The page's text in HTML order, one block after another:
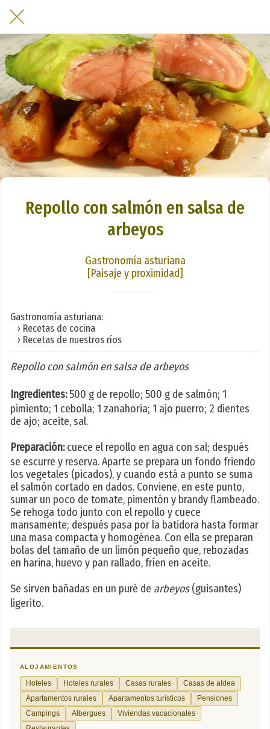
Repollo con salmón en salsa de
arbeyos
Gastronomía asturiana
[Paisaje y proximidad]
Gastronomía asturiana:
› Recetas de cocina
› Recetas de nuestros ríos
Repollo con salmón en salsa de arbeyos
Ingredientes:500 g de repollo; 500 g de salmón; 1
pimiento; 1 cebolla; 1 zanahoria; 1 ajo puerro; 2 dientes
de ajo; aceite, sal.
Preparación:cuece el repollo en agua con sal; después
se escurre y reserva. Aparte se prepara un fondo friendo
los vegetales (picados), y cuando está a punto se suma
el salmón cortado en dados. Conviene, en este punto,
sumar un poco de tomate, pimentón y brandy flambeado.
Se rehoga todo junto con el repollo y cuece
mansamente; después pasa por la batidora hasta formar
una masa compacta y homogénea. Con ella se preparan
bolas del tamaño de un limón pequeño que, rebozadas
en harina, huevo y pan rallado, fríen en aceite.
Se sirven bañadas en un puré de arbeyos(guisantes)
ligerito.